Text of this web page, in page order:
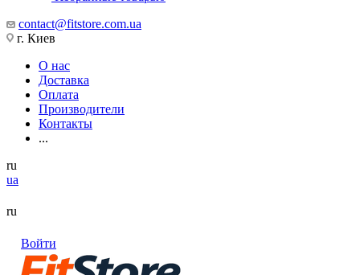
contact@fitstore.com.ua
г. Киев
О нас
Доставка
Оплата
Производители
Контакты
...
ru
ua
ru
Войти